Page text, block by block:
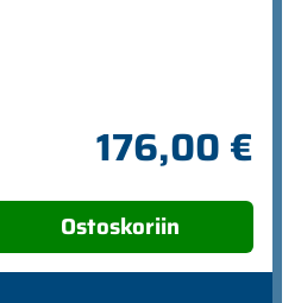
176,00 €
Ostoskoriin